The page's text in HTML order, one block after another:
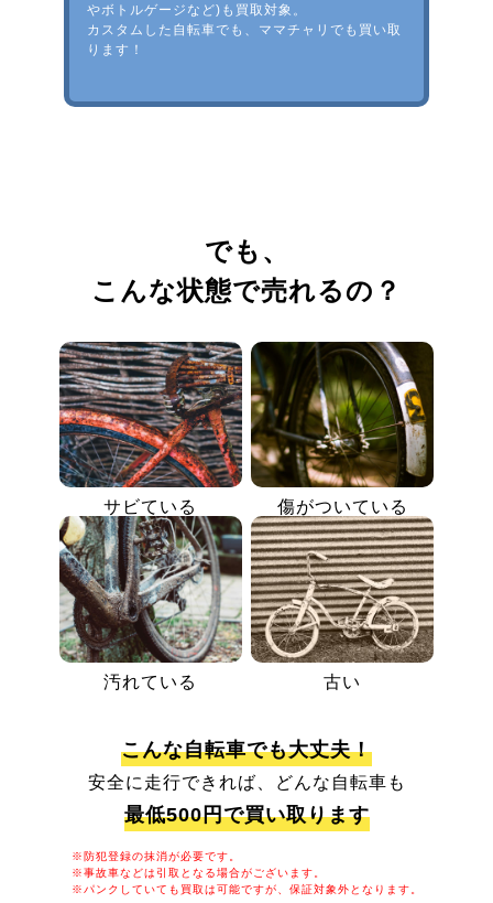
やボトルゲージなど)も買取対象。
カスタムした自転車でも、ママチャリでも買い取
ります！
でも、
こんな状態で売れるの？
サビている 傷がついている
汚れている 古い
こんな自転車でも大丈夫！
安全に走行できれば、どんな自転車も
最低500円で買い取ります
※防犯登録の抹消が必要です。
※事故車などは引取となる場合がございます。
※パンクしていても買取は可能ですが、保証対象外となります。